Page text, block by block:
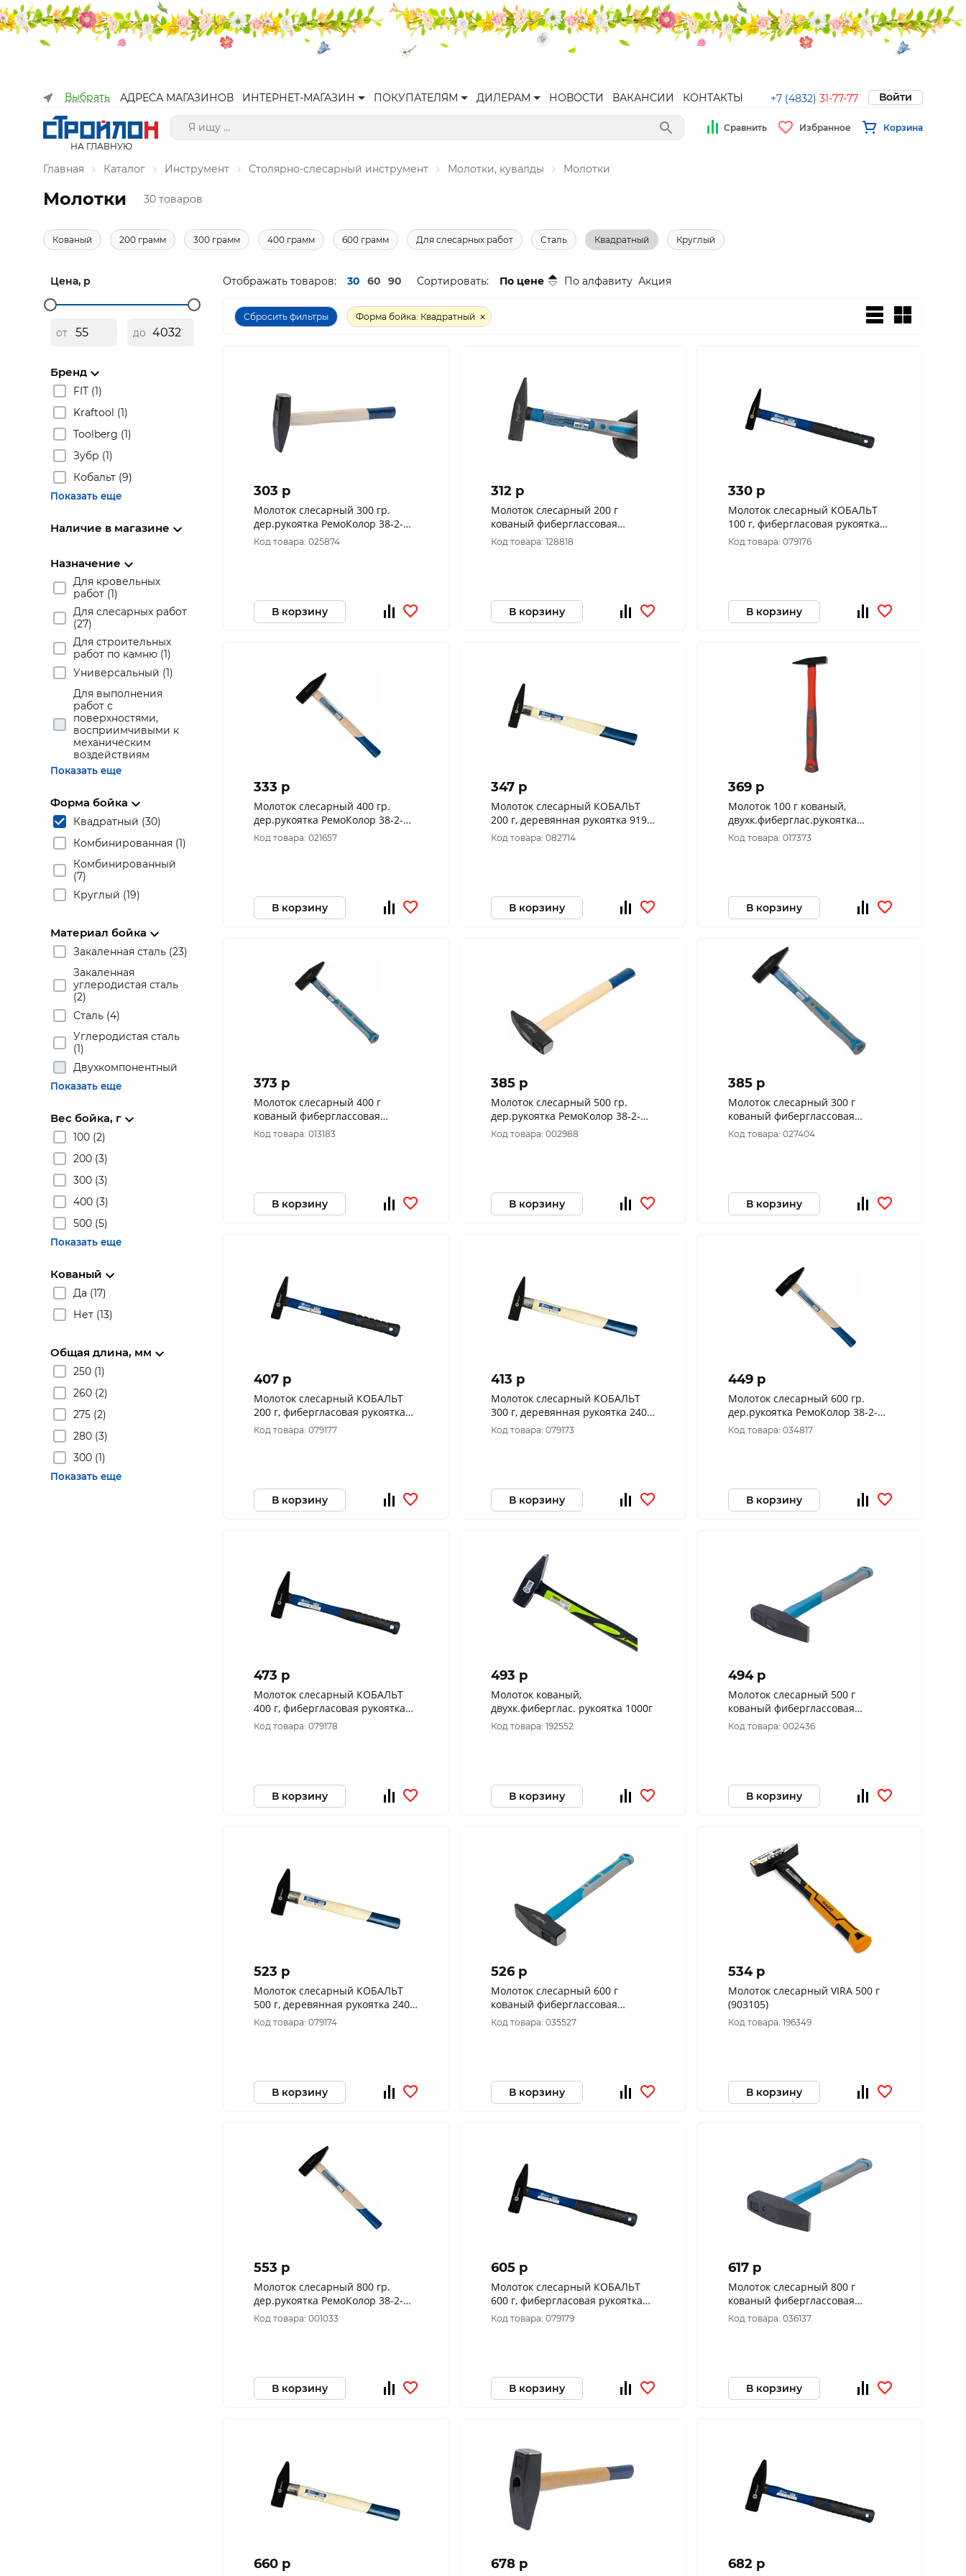
Выбрать АДРЕСА МАГАЗИНОВ ИНТЕРНЕТ-МАГАЗИН ПОКУПАТЕЛЯМ ДИЛЕРАМ НОВОСТИ ВАКАНСИИ КОНТАКТЫ +7 (4832) 31-77-77 Войти
НА ГЛАВНУЮ
Сравнить Избранное Корзина
Главная Каталог Инструмент Столярно-слесарный инструмент Молотки, кувалды Молотки
Молотки 30 товаров
Кованый 200 грамм 300 грамм 400 грамм 600 грамм Для слесарных работ Сталь Квадратный Круглый
Цена, р
от до
Бренд
FIT (1)
Kraftool (1)
Toolberg (1)
Зубр (1)
Кобальт (9)
Показать еще
Наличие в магазине
Назначение
Для кровельных
работ (1)
Для слесарных работ
(27)
Для строительных
работ по камню (1)
Универсальный (1)
Для выполнения
работ с
поверхностями,
восприимчивыми к
механическим
воздействиям
Показать еще
Форма бойка
Квадратный (30)
Комбинированная (1)
Комбинированный
(7)
Круглый (19)
Материал бойка
Закаленная сталь (23)
Закаленная
углеродистая сталь
(2)
Сталь (4)
Углеродистая сталь
(1)
Двухкомпонентный
Показать еще
Вес бойка, г
100 (2)
200 (3)
300 (3)
400 (3)
500 (5)
Показать еще
Кованый
Да (17)
Нет (13)
Общая длина, мм
250 (1)
260 (2)
275 (2)
280 (3)
300 (1)
Показать еще
Отображать товаров: 30 60 90 Сортировать: По цене По алфавиту Акция
Сбросить фильтры Форма бойка: Квадратный
303 p
Молоток слесарный 300 гр.
дер.рукоятка РемоКолор 38-2-
103
Код товара: 025874
В корзину
312 p
Молоток слесарный 200 г
кованый фиберглассовая
рукоятка РемоКолор 38-2-202
Код товара: 128818
В корзину
330 p
Молоток слесарный КОБАЛЬТ
100 г, фибергласовая рукоятка
919-334
Код товара: 079176
В корзину
333 p
Молоток слесарный 400 гр.
дер.рукоятка РемоКолор 38-2-
104
Код товара: 021657
В корзину
347 p
Молоток слесарный КОБАЛЬТ
200 г, деревянная рукоятка 919-
327
Код товара: 082714
В корзину
369 p
Молоток 100 г кованый,
двухк.фиберглас.рукоятка
3302051
Код товара: 017373
В корзину
373 p
Молоток слесарный 400 г
кованый фиберглассовая
рукоятка РемоКолор 38-2-204
Код товара: 013183
В корзину
385 p
Молоток слесарный 500 гр.
дер.рукоятка РемоКолор 38-2-
105
Код товара: 002988
В корзину
385 p
Молоток слесарный 300 г
кованый фиберглассовая
рукоятка РемоКолор 38-2-203
Код товара: 027404
В корзину
407 p
Молоток слесарный КОБАЛЬТ
200 г, фибергласовая рукоятка
919-341
Код товара: 079177
В корзину
413 p
Молоток слесарный КОБАЛЬТ
300 г, деревянная рукоятка 240-
744
Код товара: 079173
В корзину
449 p
Молоток слесарный 600 гр.
дер.рукоятка РемоКолор 38-2-
106
Код товара: 034817
В корзину
473 p
Молоток слесарный КОБАЛЬТ
400 г, фибергласовая рукоятка
240-805
Код товара: 079178
В корзину
493 p
Молоток кованый,
двухк.фиберглас. рукоятка 1000г
Код товара: 192552
В корзину
494 p
Молоток слесарный 500 г
кованый фиберглассовая
рукоятка РемоКолор 38-2-205
Код товара: 002436
В корзину
523 p
Молоток слесарный КОБАЛЬТ
500 г, деревянная рукоятка 240-
768
Код товара: 079174
В корзину
526 p
Молоток слесарный 600 г
кованый фиберглассовая
рукоятка РемоКолор 38-2-206
Код товара: 035527
В корзину
534 p
Молоток слесарный VIRA 500 г
(903105)
Код товара: 196349
В корзину
553 p
Молоток слесарный 800 гр.
дер.рукоятка РемоКолор 38-2-
108
Код товара: 001033
В корзину
605 p
Молоток слесарный КОБАЛЬТ
600 г, фибергласовая рукоятка
240-829
Код товара: 079179
В корзину
617 p
Молоток слесарный 800 г
кованый фиберглассовая
рукоятка РемоКолор 38-2-208
Код товара: 036137
В корзину
660 p 678 p 682 p